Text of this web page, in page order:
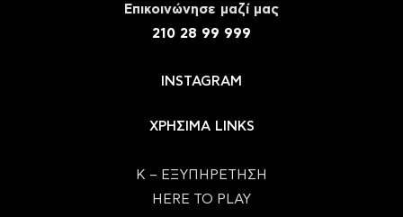
Eπικοινώνησε μαζί μας
210 28 99 999
INSTAGRAM
ΧΡΗΣΙΜΑ LINKS
Κ – ΕΞΥΠΗΡΕΤΗΣΗ
HERE TO PLAY